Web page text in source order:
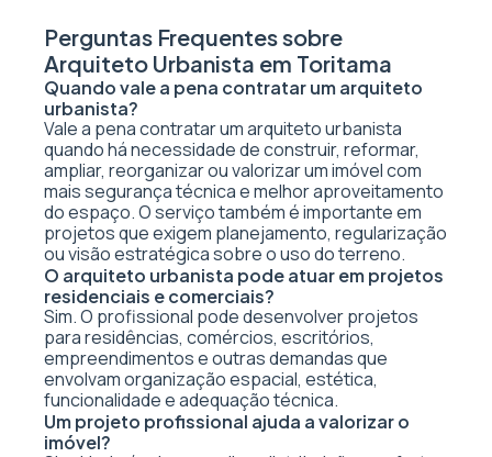
Perguntas Frequentes sobre
Arquiteto Urbanista em Toritama
Quando vale a pena contratar um arquiteto
urbanista?
Vale a pena contratar um arquiteto urbanista
quando há necessidade de construir, reformar,
ampliar, reorganizar ou valorizar um imóvel com
mais segurança técnica e melhor aproveitamento
do espaço. O serviço também é importante em
projetos que exigem planejamento, regularização
ou visão estratégica sobre o uso do terreno.
O arquiteto urbanista pode atuar em projetos
residenciais e comerciais?
Sim. O profissional pode desenvolver projetos
para residências, comércios, escritórios,
empreendimentos e outras demandas que
envolvam organização espacial, estética,
funcionalidade e adequação técnica.
Um projeto profissional ajuda a valorizar o
imóvel?